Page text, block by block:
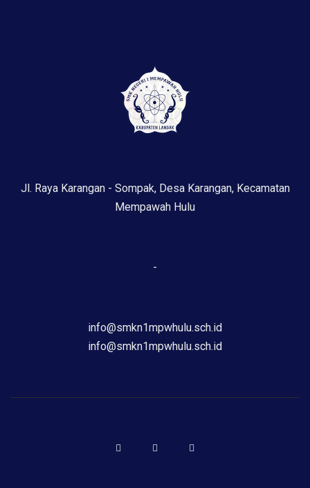
Jl. Raya Karangan - Sompak, Desa Karangan, Kecamatan
Mempawah Hulu
-
info@smkn1mpwhulu.sch.id
info@smkn1mpwhulu.sch.id